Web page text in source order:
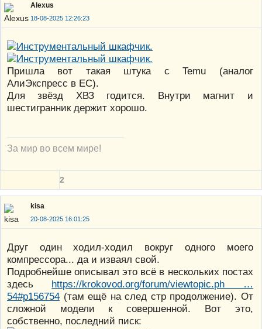
Alexus
18-08-2025 12:26:23
Пришла вот такая штука с Temu (аналог
АлиЭкспресс в ЕС).
Для звёзд ХВЗ годится. Внутри магнит и
шестигранник держит хорошо.
За мир во всем мире!
2
kisa
20-08-2025 16:01:25
Друг один ходил-ходил вокруг одного моего
компрессора... да и изваял свой.
Подробнейше описывал это всё в нескольких постах
здесь https://krokovod.org/forum/viewtopic.ph …
54#p156754 (там ещё на след стр продолжение). От
сложной модели к совершенной. Вот это,
собственно, последний писк: